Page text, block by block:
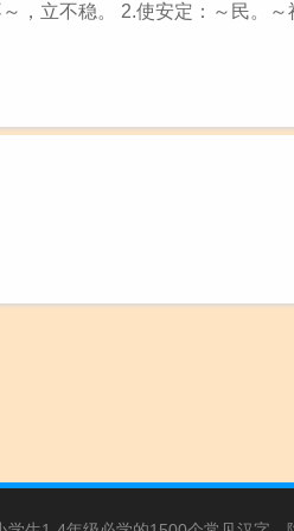
，立不稳。 2.使安定：～民。～